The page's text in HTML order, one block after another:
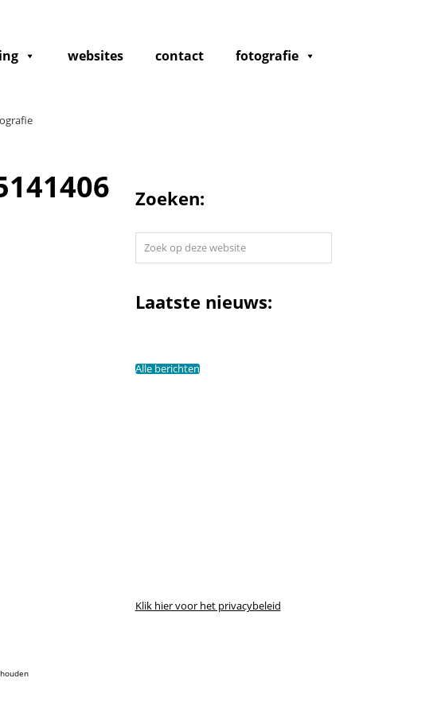
websites contact fotografie
Zoeken:
website
Laatste nieuws:
Alle berichten
Klik hier voor het privacybeleid